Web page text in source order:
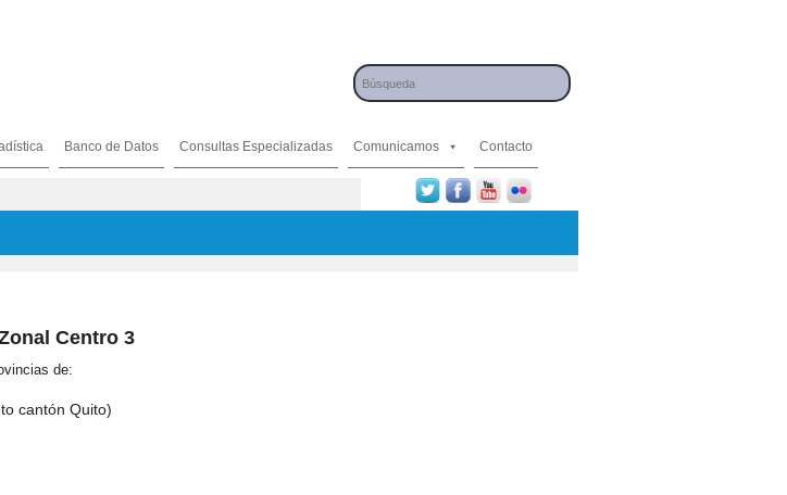
Banco de Datos Consultas Especializadas Comunicamos Contacto
Centro 3
de:
cantón Quito)